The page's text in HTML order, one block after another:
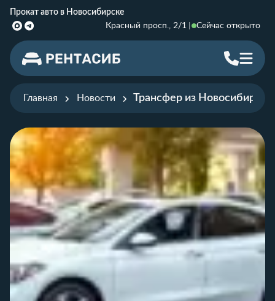
Прокат авто в Новосибирске
Красный просп., 2/1
Сейчас открыто
Главная Новости Трансфер из